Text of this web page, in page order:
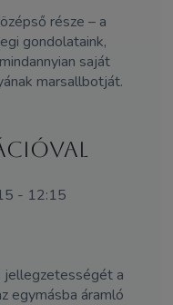
része – a
gondolataink,
saját
marsallbotját.
- 12:15
a
egymásba áramló